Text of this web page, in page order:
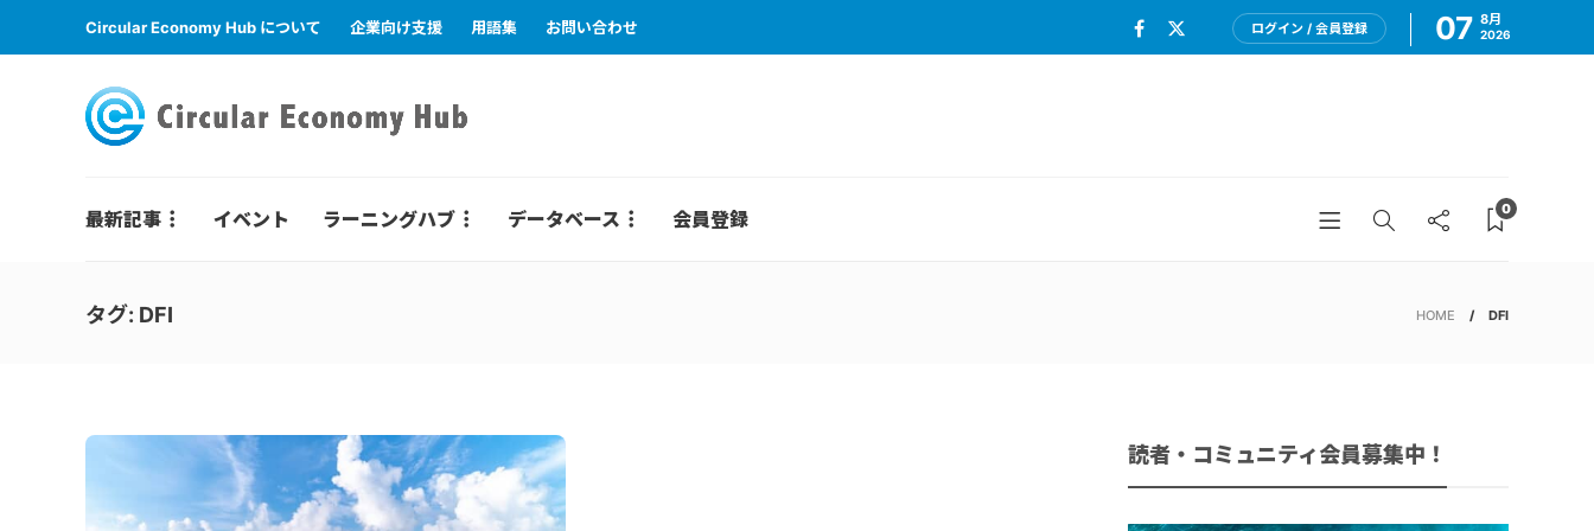
Circular Economy Hub について 企業向け支援 用語集 お問い合わせ ログイン / 会員登録 07 8月
2026
最新記事 イベント ラーニングハブ データベース 会員登録 0
タグ: DFI HOME DFI
読者・コミュニティ会員募集中！